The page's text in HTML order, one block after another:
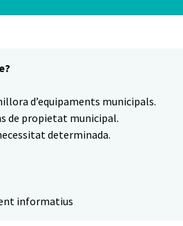
d’equipaments municipals.
de propietat municipal.
determinada.
informatius